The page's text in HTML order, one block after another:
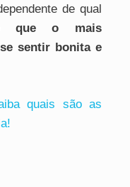
de qual
que o mais
sentir bonita e
quais são as